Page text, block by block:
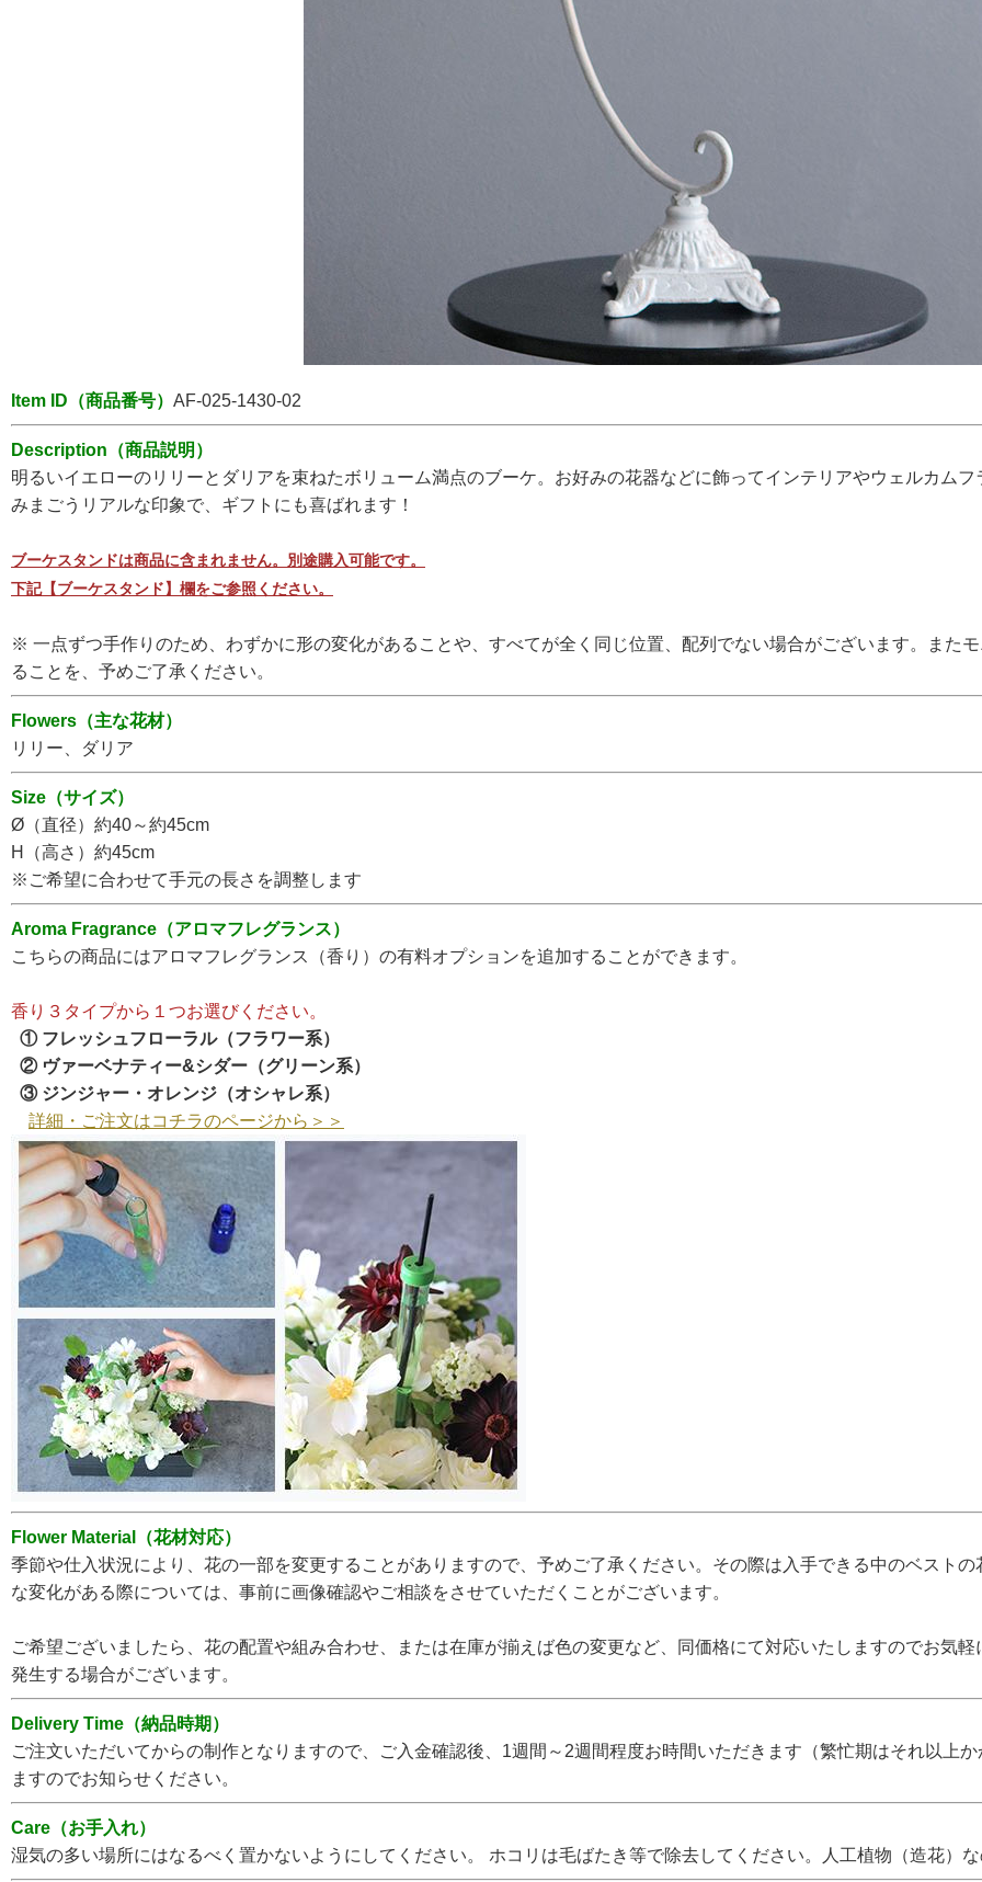
Item ID（商品番号） AF-025-1430-02
Description（商品説明）
明るいイエローのリリーとダリアを束ねたボリューム満点のブーケ。お好みの花器などに飾ってインテリアやウェルカム
みまごうリアルな印象で、ギフトにも喜ばれます！
ブーケスタンドは商品に含まれません。別途購入可能です。
下記【ブーケスタンド】欄をご参照ください。
※ 一点ずつ手作りのため、わずかに形の変化があることや、すべてが全く同じ位置、配列でない場合がございます。また
ることを、予めご了承ください。
Flowers（主な花材）
リリー、ダリア
Size（サイズ）
Ø（直径）約40～約45cm
H（高さ）約45cm
※ご希望に合わせて手元の長さを調整します
Aroma Fragrance（アロマフレグランス）
こちらの商品にはアロマフレグランス（香り）の有料オプションを追加することができます。
香り３タイプから１つお選びください。
① フレッシュフローラル（フラワー系）
② ヴァーベナティー&シダー（グリーン系）
③ ジンジャー・オレンジ（オシャレ系）
詳細・ご注文はコチラのページから＞＞
Flower Material（花材対応）
季節や仕入状況により、花の一部を変更することがありますので、予めご了承ください。その際は入手できる中のベスト
な変化がある際については、事前に画像確認やご相談をさせていただくことがございます。
ご希望ございましたら、花の配置や組み合わせ、または在庫が揃えば色の変更など、同価格にて対応いたしますのでお気
発生する場合がございます。
Delivery Time（納品時期）
ご注文いただいてからの制作となりますので、ご入金確認後、1週間～2週間程度お時間いただきます（繁忙期はそれ以上
ますのでお知らせください。
Care（お手入れ）
湿気の多い場所にはなるべく置かないようにしてください。 ホコリは毛ばたき等で除去してください。人工植物（造花）